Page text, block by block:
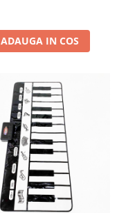
ADAUGA IN COS